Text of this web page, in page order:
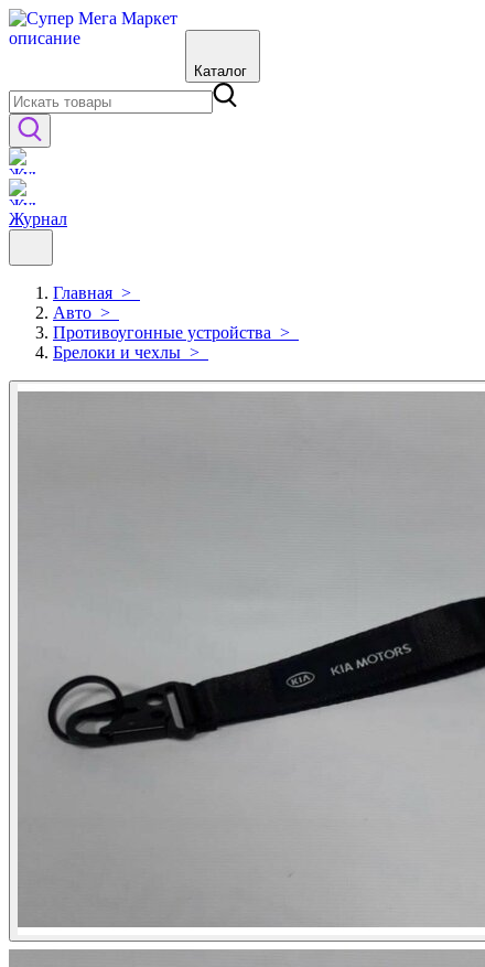
Каталог
Журнал
Главная >
Авто >
Противоугонные устройства >
Брелоки и чехлы >